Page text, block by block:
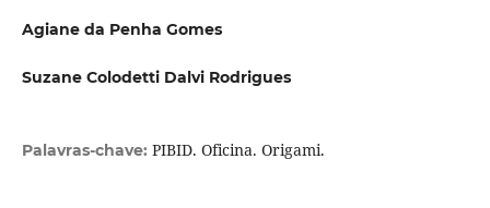
Agiane da Penha Gomes
Suzane Colodetti Dalvi Rodrigues
Palavras-chave: PIBID. Oficina. Origami.